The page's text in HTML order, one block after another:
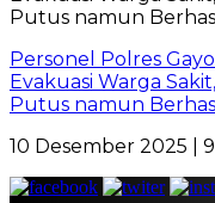
Personel Polres
Evakuasi Warga
Putus namun
10 Desember 2025 |